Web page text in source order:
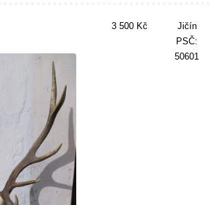
3 500 Kč
Jičín
PSČ:
50601